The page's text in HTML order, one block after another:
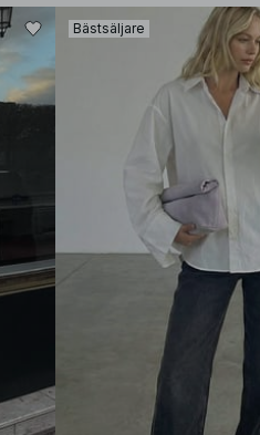
Bästsäljare